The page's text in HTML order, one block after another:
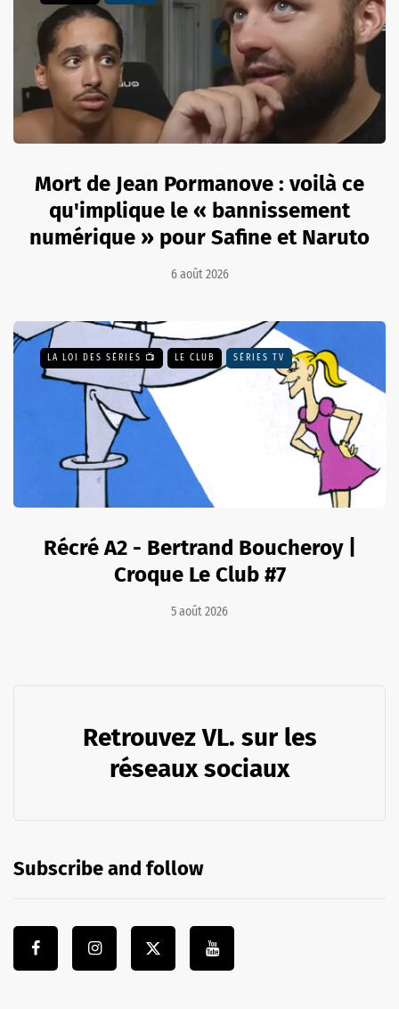
Mort de Jean Pormanove : voilà ce
qu'implique le « bannissement
numérique » pour Safine et Naruto
6 août 2026
LA LOI DES SÉRIES 📺 LE CLUB SÉRIES TV
Récré A2 - Bertrand Boucheroy |
Croque Le Club #7
5 août 2026
Retrouvez VL. sur les
réseaux sociaux
Subscribe and follow